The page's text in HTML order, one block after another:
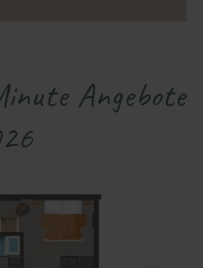
Angebote